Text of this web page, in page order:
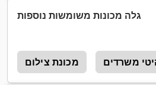
גלה מכונות משומשות נוספות
מכונת צילום משרדים